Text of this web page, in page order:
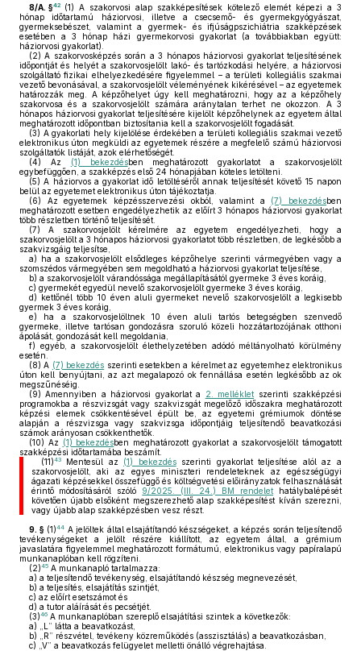
8/A. §42 (1) A szakorvosi alap szakképesítések kötelező elemét képezi a 3
hónap időtartamú háziorvosi, illetve a csecsemő- és gyermekgyógyászat,
gyermeksebészet, valamint a gyermek- és ifjúságpszichiátria szakképzések
esetében a 3 hónap házi gyermekorvosi gyakorlat (a továbbiakban együtt:
háziorvosi gyakorlat).
(2) A szakorvosképzés során a 3 hónapos háziorvosi gyakorlat teljesítésének
időpontját és helyét a szakorvosjelölt lakó- és tartózkodási helyére, a háziorvosi
szolgáltató fizikai elhelyezkedésére figyelemmel – a területi kollegiális szakmai
vezető bevonásával, a szakorvosjelölt véleményének kikérésével – az egyetemek
határozzák meg. A képzőhelyet úgy kell meghatározni, hogy az a képzőhely
szakorvosa és a szakorvosjelölt számára aránytalan terhet ne okozzon. A 3
hónapos háziorvosi gyakorlat teljesítésére kijelölt képzőhelynek az egyetem által
meghatározott időpontban biztosítania kell a szakorvosjelölt fogadását.
(3) A gyakorlati hely kijelölése érdekében a területi kollegiális szakmai vezető
elektronikus úton megküldi az egyetemek részére a megfelelő számú háziorvosi
szolgáltatók listáját, azok elérhetőségét.
(4) Az (1) bekezdésben meghatározott gyakorlatot a szakorvosjelölt
egybefüggően, a szakképzés első 24 hónapjában köteles letölteni.
(5) A háziorvos a gyakorlat idő letöltéséről annak teljesítését követő 15 napon
belül az egyetemet elektronikus úton tájékoztatja.
(6) Az egyetemek képzésszervezési okból, valamint a (7) bekezdésben
meghatározott esetben engedélyezhetik az előírt 3 hónapos háziorvosi gyakorlat
több részletben történő teljesítését.
(7) A szakorvosjelölt kérelmére az egyetem engedélyezheti, hogy a
szakorvosjelölt a 3 hónapos háziorvosi gyakorlatot több részletben, de legkésőbb a
szakvizsgáig teljesítse,
a) ha a szakorvosjelölt elsődleges képzőhelye szerinti vármegyében vagy a
szomszédos vármegyében sem megoldható a háziorvosi gyakorlat teljesítése,
b) a szakorvosjelölt várandóssága megállapításától gyermeke 3 éves koráig,
c) gyermekét egyedül nevelő szakorvosjelölt gyermeke 3 éves koráig,
d) kettőnél több 10 éven aluli gyermeket nevelő szakorvosjelölt a legkisebb
gyermek 3 éves koráig,
e) ha a szakorvosjelöltnek 10 éven aluli tartós betegségben szenvedő
gyermeke, illetve tartósan gondozásra szoruló közeli hozzátartozójának otthoni
ápolását, gondozását kell megoldania,
f) egyéb, a szakorvosjelölt élethelyzetében adódó méltányolható körülmény
esetén.
(8) A (7) bekezdés szerinti esetekben a kérelmet az egyetemhez elektronikus
úton kell benyújtani, az azt megalapozó ok fennállása esetén legkésőbb az ok
megszűnéséig.
(9) Amennyiben a háziorvosi gyakorlat a 2. melléklet szerinti szakképzési
programokba a részvizsgát vagy szakvizsgát megelőző időszakra meghatározott
képzési elemek csökkentésével épült be, az egyetemi grémiumok döntése
alapján a részvizsga vagy szakvizsga időpontjáig teljesítendő beavatkozási
számok arányosan csökkenthetők.
(10) Az (1) bekezdésben meghatározott gyakorlat a szakorvosjelölt támogatott
szakképzési időtartamába beszámít.
(11)43Mentesül az (1) bekezdésszerinti gyakorlat teljesítése alól az a
szakorvosjelölt, aki az egyes miniszteri rendeleteknek az egészségügyi
ágazati képzésekkel összefüggő és költségvetési előirányzatok felhasználását
érintő módosításáról szóló 9/2025. (III. 24.) BM rendelet hatálybalépését
követően újabb elsőként megszerezhető alap szakképesítést kíván szerezni,
vagy újabb alap szakképzésben vesz részt.
9. § (1)44 A jelöltek által elsajátítandó készségeket, a képzés során teljesítendő
tevékenységeket a jelölt részére kiállított, az egyetem által, a grémium
javaslatára figyelemmel meghatározott formátumú, elektronikus vagy papíralapú
munkanaplóban kell rögzíteni.
(2)45 A munkanapló tartalmazza:
a) a teljesítendő tevékenység, elsajátítandó készség megnevezését,
b) a teljesítés, elsajátítás szintjét,
c) az előírt esetszámot és
d) a tutor aláírását és pecsétjét.
(3)46 A munkanaplóban szereplő elsajátítási szintek a következők:
a) „L” látta a beavatkozást,
b) „R” részvétel, tevékeny közreműködés (asszisztálás) a beavatkozásban,
c) „V” a beavatkozás felügyelet melletti önálló végrehajtása.